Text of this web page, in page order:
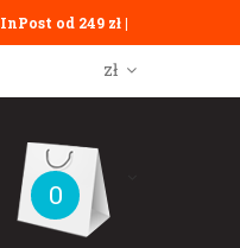
od 249 zł |
zł
0